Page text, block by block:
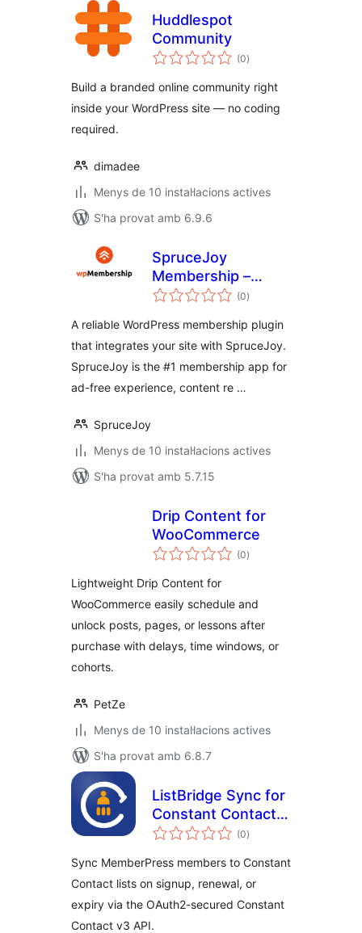
Huddlespot
Community
(0puntuacions
totals
)
Build a branded online community right
inside your WordPress site — no coding
required.
dimadee
Menys de 10 instal·lacions actives
S'ha provat amb 6.9.6
SpruceJoy
Membership –
Content
Free, Paid & Free
Member
Subscriptions
(0puntuacions
totals
)
A reliable WordPress membership plugin
that integrates your site with SpruceJoy.
SpruceJoy is the #1 membership app for
ad-free experience, content re …
SpruceJoy
Menys de 10 instal·lacions actives
S'ha provat amb 5.7.15
Drip Content for
WooCommerce
(0puntuacions
totals
)
Lightweight Drip Content for
WooCommerce easily schedule and
unlock posts, pages, or lessons after
purchase with delays, time windows, or
cohorts.
PetZe
Menys de 10 instal·lacions actives
S'ha provat amb 6.8.7
ListBridge Sync for
Constant Contact
and MemberPress
(0puntuacions
totals
)
Sync MemberPress members to Constant
Contact lists on signup, renewal, or
expiry via the OAuth2-secured Constant
Contact v3 API.